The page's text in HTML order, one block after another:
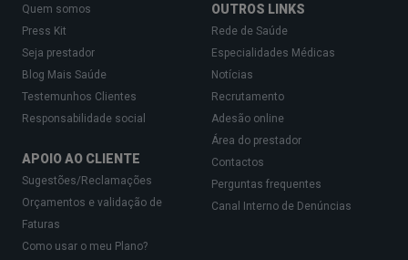
Quem somos
Press Kit
Seja prestador
Blog Mais Saúde
Testemunhos Clientes
Responsabilidade social
APOIO AO CLIENTE
Sugestões/Reclamações
Orçamentos e validação de
Faturas
Como usar o meu Plano?
OUTROS LINKS
Rede de Saúde
Especialidades Médicas
Notícias
Recrutamento
Adesão online
Área do prestador
Contactos
Perguntas frequentes
Canal Interno de Denúncias